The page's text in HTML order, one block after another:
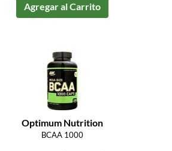
Agregar al Carrito
Optimum Nutrition
BCAA 1000